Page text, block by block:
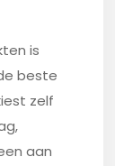
is
beste
zelf
aan